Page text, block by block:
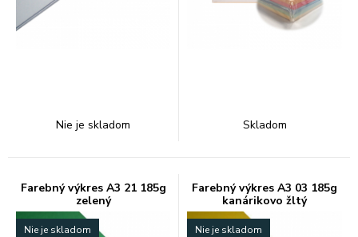
Nie je skladom Skladom
Farebný výkres A3 21 185g
zelený
Nie je skladom
Farebný výkres A3 03 185g
kanárikovo žltý
Nie je skladom